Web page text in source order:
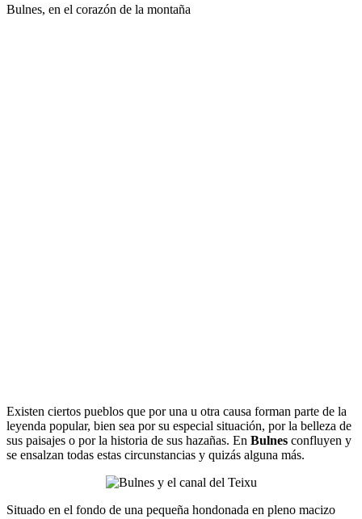
Bulnes, en el corazón de la montaña
Existen ciertos pueblos que por una u otra causa forman parte de la
leyenda popular, bien sea por su especial situación, por la belleza de
sus paisajes o por la historia de sus hazañas. En Bulnes confluyen y
se ensalzan todas estas circunstancias y quizás alguna más.
Situado en el fondo de una pequeña hondonada en pleno macizo